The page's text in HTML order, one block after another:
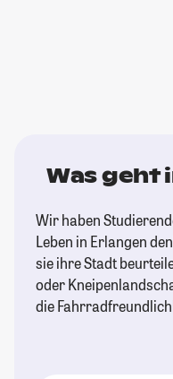
Was geht
Wir haben
Leben in Erlangen
sie ihre Stadt
oder
die